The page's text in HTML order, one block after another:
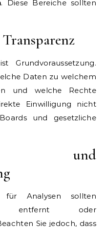
. Diese Bereiche sollten
Grundvoraussetzung.
Daten zu welchem
und welche Rechte
Einwilligung nicht
und gesetzliche
und
Analysen sollten
entfernt oder
Sie jedoch, dass